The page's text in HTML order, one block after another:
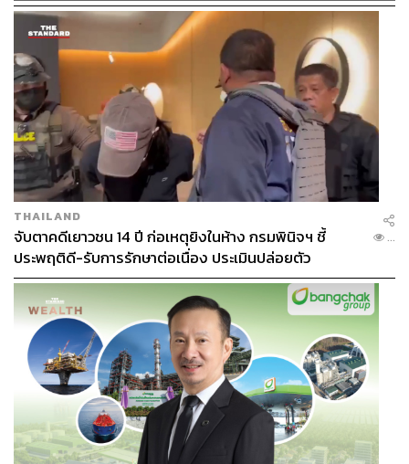
THAILAND
จับตาคดีเยาวชน 14 ปี ก่อเหตุยิงในห้าง กรมพินิจฯ ชี้
ประพฤติดี-รับการรักษาต่อเนื่อง ประเมินปล่อยตัว
...